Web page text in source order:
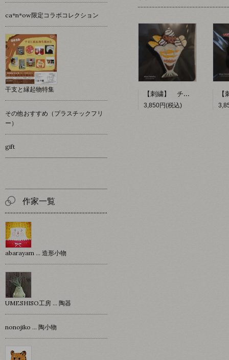
【刺繍】 チョコレートパフェ 【ポコルテポコチル】
3,850円(税込)
ca*n*ow限定コラボコレクション
干支と縁起物特集
その他おすすめ（プラスチックフリ
ー）
gift
作家一覧
abarayam … 造形小物
UMESHISO工房 … 陶器
nonojiko ... 陶小物